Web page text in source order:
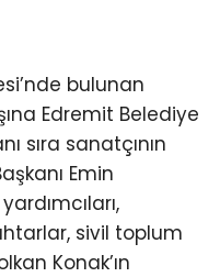
bulunan
Edremit Belediye
sıra sanatçının
Emin
sivil toplum
Konak’ın